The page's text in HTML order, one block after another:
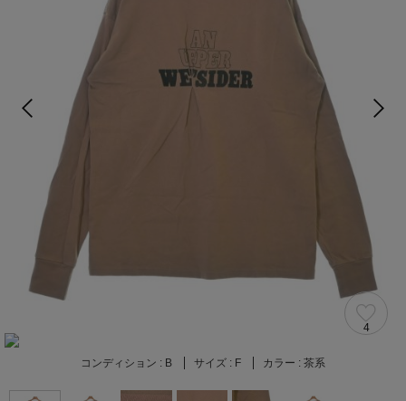
4
コンディション : B サイズ : F カラー : 茶系